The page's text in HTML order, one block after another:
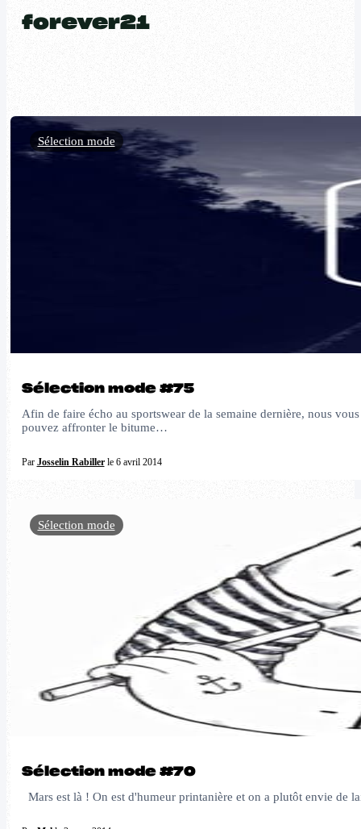
forever21
Sélection mode #75
Afin de faire écho au sportswear de la semaine dernière, nous
pouvez affronter le bitume…
Par Josselin Rabillerle 6 avril 2014
Sélection mode
Sélection mode #70
Mars est là ! On est d'humeur printanière et on a plutôt envie de
Sélection mode